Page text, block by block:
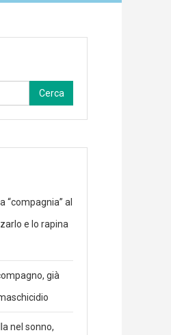
Ricerca
per:
“compagnia” al
e lo rapina
già
nel sonno,